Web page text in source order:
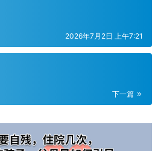
2026年7月2日 上午7:21
下一篇